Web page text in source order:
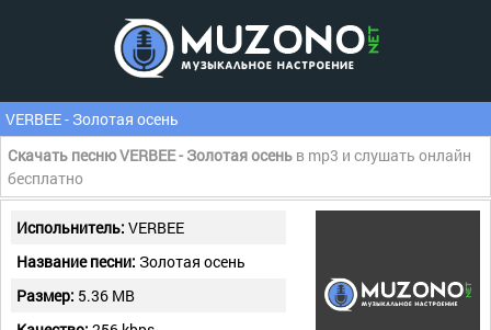
VERBEE - Золотая осень
Скачать песню VERBEE - Золотая осень в mp3 и слушать онлайн
бесплатно
Испольнитель: VERBEE
Название песни: Золотая осень
Размер: 5.36 MB